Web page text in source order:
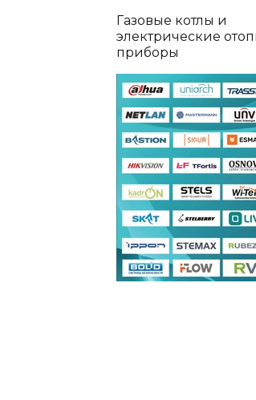
Газовые котлы и
электрические
приборы